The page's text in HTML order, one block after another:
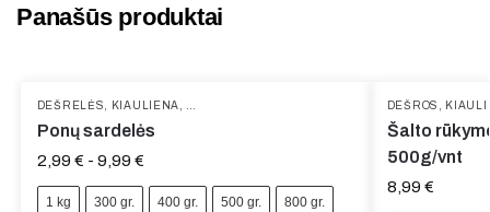
Panašūs produktai
DEŠRELĖS, KIAULIENA, PAMĖGTOS PREKĖS VIRTOS DEŠRELĖS
Ponų sardelės
2,99 € - 9,99 €
1 kg 300 gr. 400 gr. 500 gr. 800 gr.
DEŠROS ,
Šalto
500g/vnt
8,99 €